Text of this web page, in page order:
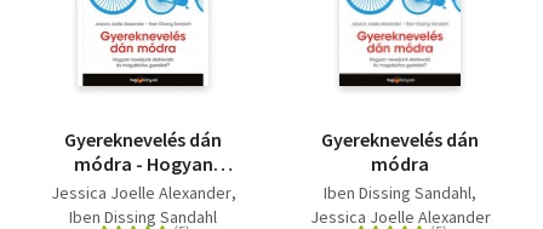
Gyereknevelés dán
módra - Hogyan
neveljünk életrevaló és
magabiztos gyereket?
Jessica Joelle Alexander
Iben Dissing Sandahl
Gyereknevelés dán
módra
Iben Dissing Sandahl
Jessica Joelle Alexander